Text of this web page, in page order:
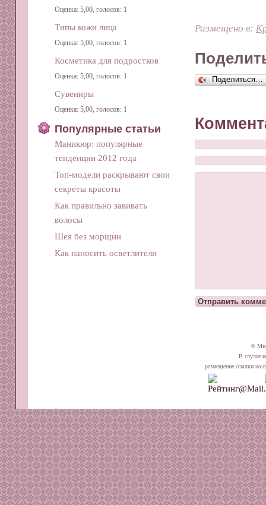
Размещено в:
Поделиться…
Оценка: 5,00, голосов: 1
Типы кожи лица
Оценка: 5,00, голосов: 1
Косметика для подростков
Оценка: 5,00, голосов: 1
Сувениры
Оценка: 5,00, голосов: 1
Популярные статьи
Маникюр: популярные
тенденции 2012 года
Топ-модели раскрывают свои
секреты красоты
Как правильно завивать
волосы
Шея без морщин
Как наносить осветлители
©
В случае
размещение ссылки на